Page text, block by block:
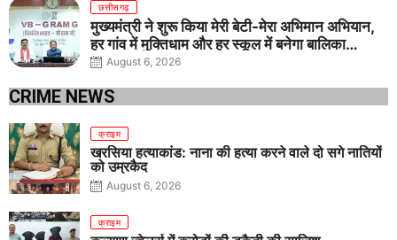
छत्तीसगढ़
मुख्यमंत्री ने शुरू किया मेरी बेटी-मेरा अभिमान अभियान,
हर गांव में मुक्तिधाम और हर स्कूल में बनेगा बालिका
शौचालय
August 6, 2026
CRIME NEWS
क्राइम
खरसिया हत्याकांड: नाना की हत्या करने वाले दो सगे नातियों
को उम्रकैद
August 6, 2026
क्राइम